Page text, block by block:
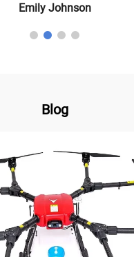
Emily Johnson
Blog